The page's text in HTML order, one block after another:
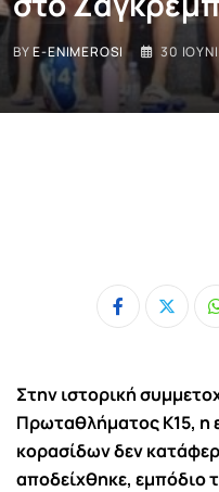
BYE-ENIMEROSI 30
Στην ιστορική
Πρωταθλήματος Κ15, η
κορασίδων δεν
αποδείχθηκε, εμπόδιο